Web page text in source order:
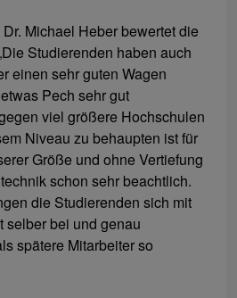
Michael Heber bewertet die
Studierenden haben auch
einen sehr guten Wagen
Pech sehr gut
viel größere Hochschulen
Niveau zu behaupten ist für
Größe und ohne Vertiefung
schon sehr beachtlich.
die Studierenden sich mit
selber bei und genau
spätere Mitarbeiter so